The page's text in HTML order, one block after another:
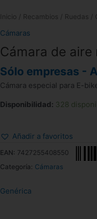
Inicio / Recambios / Ruedas /
Cámaras
Cámara de aire
Sólo empresas -
Cámara especial para E-
Disponibilidad: 328
Añadir a favoritos
EAN: 7427255408550
Categoría: Cámaras
Genérica